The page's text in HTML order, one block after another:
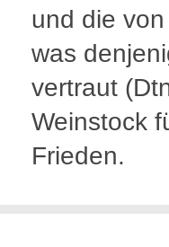
und die
was
vertraut
Weinstock
Frieden.